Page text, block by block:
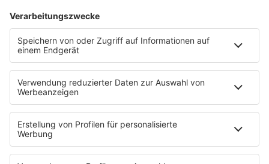
Ich hasse Sport
Sonntag Morgen
Strandbar
Putzfimmel
Deutschpop
Deutsche Liebeslieder
PODCASTS
Mit den Waffeln einer Frau
Frühstück bei Barbara